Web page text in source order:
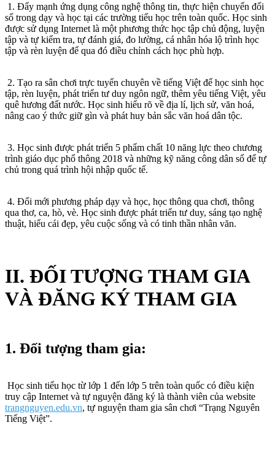
1. Đẩy mạnh ứng dụng công nghệ thông tin, thực hiện chuyển đổi
số trong dạy và học tại các trường tiểu học trên toàn quốc. Học sinh
được sử dụng Internet là một phương thức học tập chủ động, luyện
tập và tự kiểm tra, tự đánh giá, đo lường, cá nhân hóa lộ trình học
tập và rèn luyện để qua đó điều chỉnh cách học phù hợp.
2. Tạo ra sân chơi trực tuyến chuyên về tiếng Việt để học sinh học
tập, rèn luyện, phát triển tư duy ngôn ngữ, thêm yêu tiếng Việt, yêu
quê hương đất nước. Học sinh hiểu rõ về địa lí, lịch sử, văn hoá,
nâng cao ý thức giữ gìn và phát huy bản sắc văn hoá dân tộc.
3. Học sinh được phát triển 5 phẩm chất 10 năng lực theo chương
trình giáo dục phổ thông 2018 và những kỹ năng công dân số để tự
chủ trong quá trình hội nhập quốc tế.
4. Đổi mới phương pháp dạy và học, học thông qua chơi, thông
qua thơ, ca, hò, vè. Học sinh được phát triển tư duy, sáng tạo nghệ
thuật, hiểu cái đẹp, yêu cuộc sống và có tinh thần nhân văn.
II. ĐỐI TƯỢNG THAM GIA
VÀ ĐĂNG KÝ THAM GIA
1. Đối tượng tham gia:
Học sinh tiểu học từ lớp 1 đến lớp 5 trên toàn quốc có điều kiện
truy cập Internet và tự nguyện đăng ký là thành viên của website
trangnguyen.edu.vn, tự nguyện tham gia sân chơi “Trạng Nguyên
Tiếng Việt”.